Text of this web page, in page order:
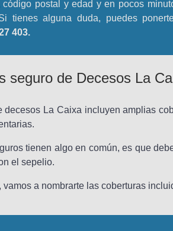
código postal y edad y en pocos
tienes alguna duda, puedes
403.
seguro de Decesos La
decesos La Caixa incluyen amplias
tienen algo en común, es que
el sepelio.
vamos a nombrarte las coberturas